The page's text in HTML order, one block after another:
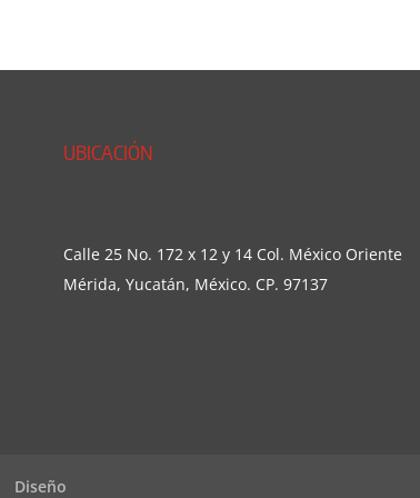
UBICACIÓN
Calle 25 No. 172 x 12 y 14 Col. México Oriente
Mérida, Yucatán, México. CP. 97137
Diseño